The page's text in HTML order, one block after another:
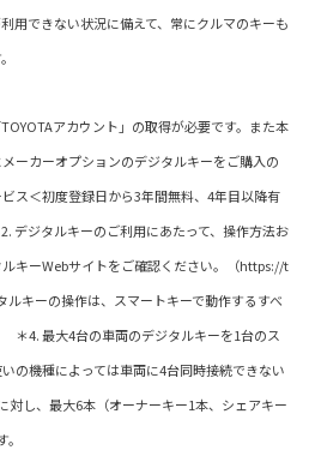
できない状況に備えて、常にクルマのキーも
アカウント」の取得が必要です。また本
ーカーオプションのデジタルキーをご購入の
ス＜初度登録日から3年間無料、4年目以降有
デジタルキーのご利用にあたって、操作方法お
キーWebサイトをご確認ください。（https://t
キーの操作は、スマートキーで動作するすべ
＊4. 最大4台の車両のデジタルキーを1台のス
の機種によっては車両に4台同時接続できない
対し、最大6本（オーナーキー1本、シェアキー